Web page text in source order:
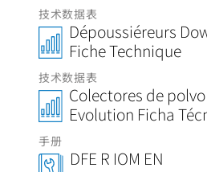
技术数据表
Dépoussiéreurs
Fiche Technique
技术数据表
Colectores de
Evolution Ficha
手册
DFE R IOM EN